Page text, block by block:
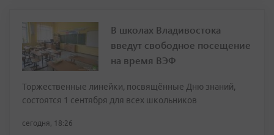
В школах Владивостока
введут свободное посещение
на время ВЭФ
Торжественные линейки, посвящённые Дню знаний,
состоятся 1 сентября для всех школьников
сегодня, 18:26